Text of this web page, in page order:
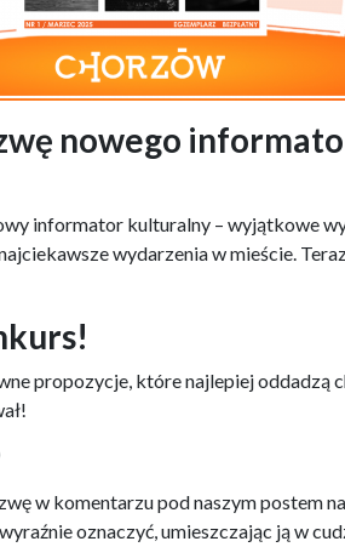
nowego
informator kulturalny – wyjątkowe
wydarzenia w mieście.
propozycje, które najlepiej oddadzą
w komentarzu pod naszym postem
oznaczyć, umieszczając ją w